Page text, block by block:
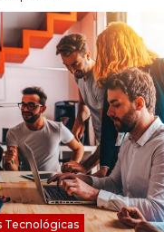
Tecnológicas